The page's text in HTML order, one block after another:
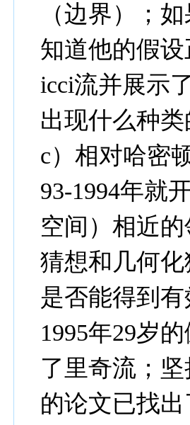
（边界）；
知道他的假
icci流并展示
出现什么种
c）相对哈密
93-1994年就
空间）相近
猜想和几何
是否能得到有
1995年29岁
了里奇流；
的论文已找